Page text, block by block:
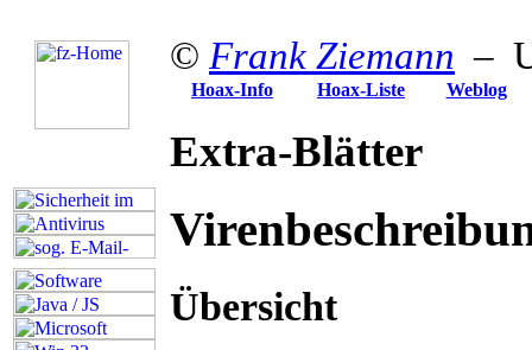
© Frank Ziemann –
Hoax-Info Hoax-Liste Weblog
Extra-Blätter
Übersicht